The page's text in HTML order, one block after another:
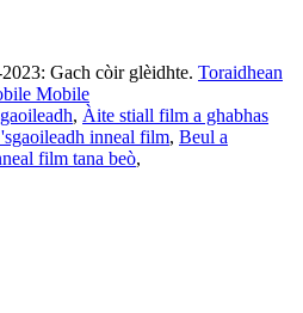
Gach còir glèidhte. Toraidhean
Mobile
, Àite stiall film a ghabhas
inneal film, Beul a
film tana beò,